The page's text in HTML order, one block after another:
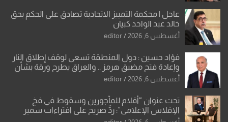
عاجل | محكمة التمييز الاتحادية تصادق على الحكم بحق
خالد عبد الواحد كبيان
أغسطس 6, 2026 editor
فؤاد حسين : دول المنطقة تسعى لوقف إطلاق النار
وإعادة فتح مضيق هرمز .. والعراق يطرح ورقة بشأن
تحولات القدس
أغسطس 6, 2026 editor
تحت عنوان “أقلام للمأجورين وسقوط في فخ
الإفلاس الإعلامي”: ردٌّ صريح على افتراءات سمير
الشكرجي